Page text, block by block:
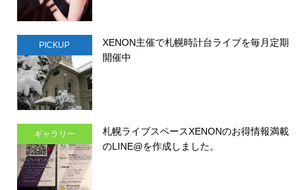
PICKUP
XENON主催で札幌時計台ライブを毎月定期
開催中
ギャラリー
札幌ライブスペースXENONのお得情報満載
のLINE@を作成しました。